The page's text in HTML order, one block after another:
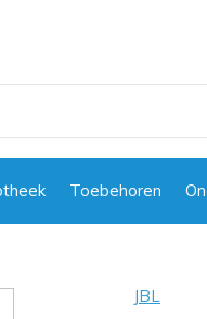
Toebehoren
JBL